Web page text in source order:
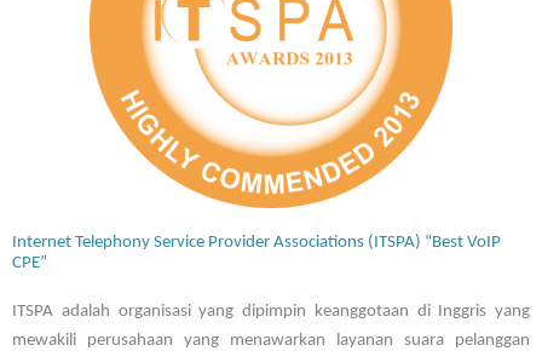
Internet Telephony Service Provider Associations (ITSPA) “Best VoIP
CPE”
ITSPA adalah organisasi yang dipimpin keanggotaan di Inggris yang
mewakili perusahaan yang menawarkan layanan suara pelanggan